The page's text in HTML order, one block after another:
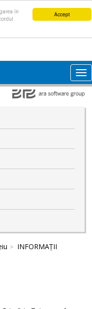
Accept
în
INFORMAȚII